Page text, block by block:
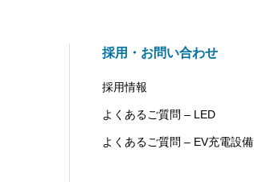
採用・お問い合わせ
採用情報
よくあるご質問 – LED
よくあるご質問 – EV充電設備